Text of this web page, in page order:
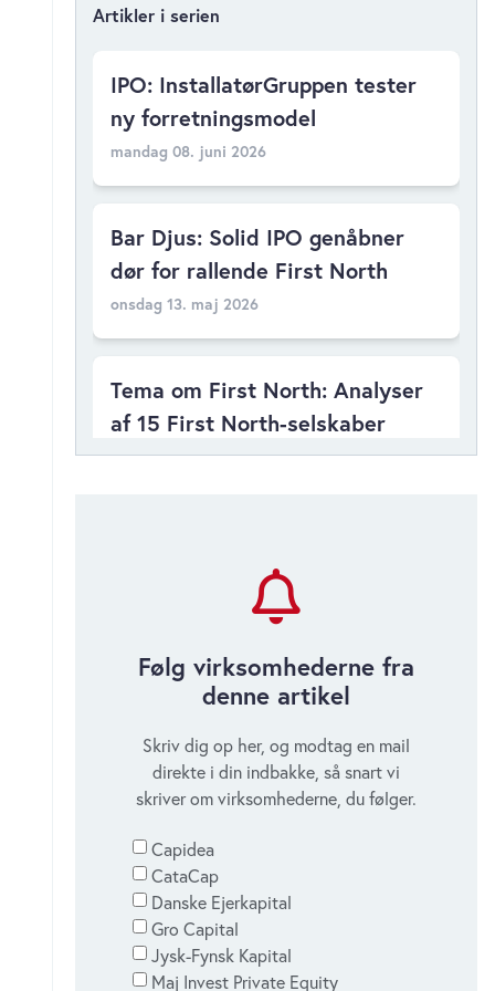
Artikler i serien
IPO: InstallatørGruppen tester
ny forretningsmodel
mandag 08. juni 2026
Bar Djus: Solid IPO genåbner
dør for rallende First North
onsdag 13. maj 2026
Tema om First North: Analyser
af 15 First North-selskaber
fredag 24. april 2026
Djus genskabe tilliden til First
succeser på danske
vækstbørser
Tema om First North: Unlimit
Group på First North – endnu en
kæmpe skandale
Følg virksomhederne fra
denne artikel
Skriv dig op her, og modtag en mail
direkte i din indbakke, så snart vi
skriver om virksomhederne, du følger.
Capidea
CataCap
Danske Ejerkapital
Gro Capital
Jysk-Fynsk Kapital
Maj Invest Private Equity